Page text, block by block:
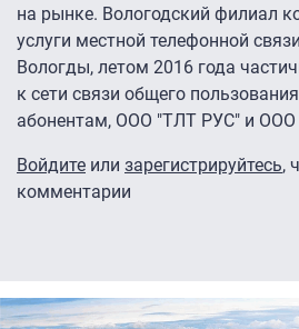
на рынке. Вологодский филиал
услуги местной телефонной
Вологды, летом 2016 года
к сети связи общего
абонентам, ООО "ТЛТ РУС" и ООО
Войдите или зарегистрируйтесь,
комментарии